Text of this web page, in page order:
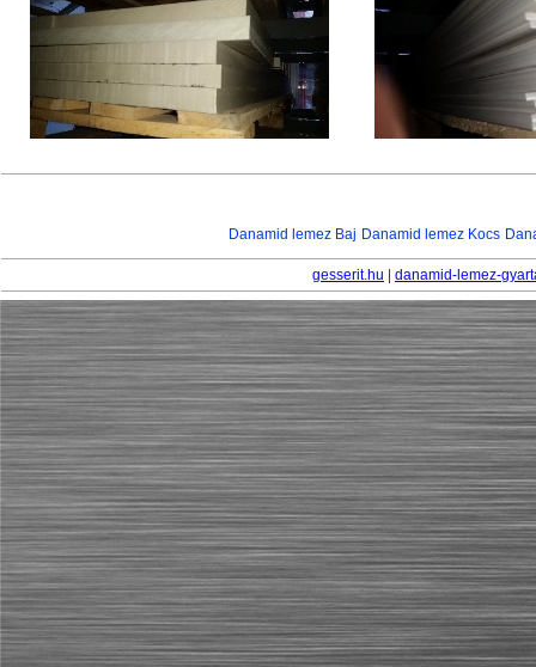
Danamid lemez Baj Danamid lemez Kocs
gesserit.hu danamid-lemez-